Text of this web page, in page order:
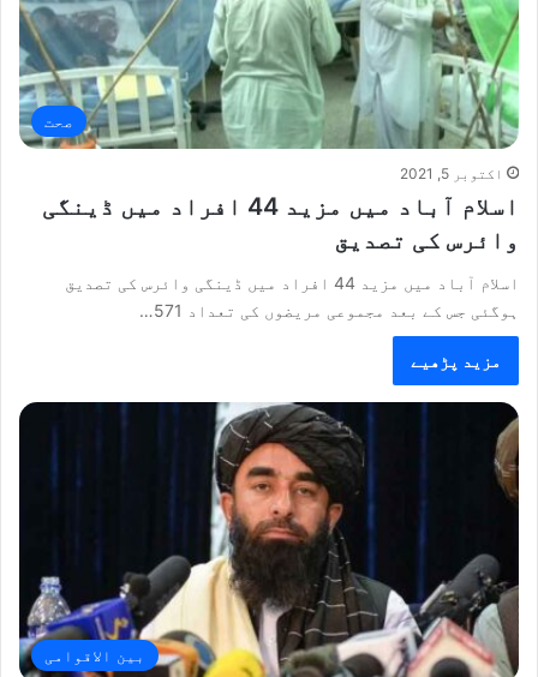
صحت
اکتوبر 5, 2021
اسلام آباد میں مزید 44 افراد میں ڈینگی
وائرس کی تصدیق
اسلام آباد میں مزید 44 افراد میں ڈینگی وائرس کی تصدیق
ہوگئی جس کے بعد مجموعی مریضوں کی تعداد 571…
مزید پڑھیے
بین الاقوامی